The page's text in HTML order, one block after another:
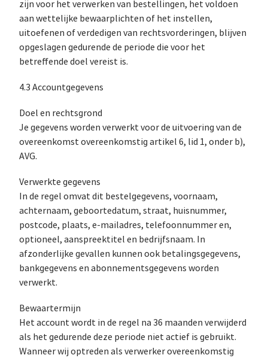
zijn voor het verwerken van bestellingen, het voldoen
aan wettelijke bewaarplichten of het instellen,
uitoefenen of verdedigen van rechtsvorderingen, blijven
opgeslagen gedurende de periode die voor het
betreffende doel vereist is.
4.3 Accountgegevens
Doel en rechtsgrond
Je gegevens worden verwerkt voor de uitvoering van de
overeenkomst overeenkomstig artikel 6, lid 1, onder b),
AVG.
Verwerkte gegevens
In de regel omvat dit bestelgegevens, voornaam,
achternaam, geboortedatum, straat, huisnummer,
postcode, plaats, e-mailadres, telefoonnummer en,
optioneel, aanspreektitel en bedrijfsnaam. In
afzonderlijke gevallen kunnen ook betalingsgegevens,
bankgegevens en abonnementsgegevens worden
verwerkt.
Bewaartermijn
Het account wordt in de regel na 36 maanden verwijderd
als het gedurende deze periode niet actief is gebruikt.
Wanneer wij optreden als verwerker overeenkomstig